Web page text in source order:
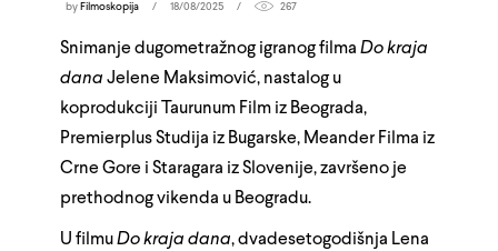
by Filmoskopija 18/08/2025 267
Snimanje dugometražnog igranog filma Do kraja
dana Jelene Maksimović, nastalog u
koprodukciji Taurunum Film iz Beograda,
Premierplus Studija iz Bugarske, Meander Filma iz
Crne Gore i Staragara iz Slovenije, završeno je
prethodnog vikenda u Beogradu.
U filmuDo kraja dana, dvadesetogodišnja Lena